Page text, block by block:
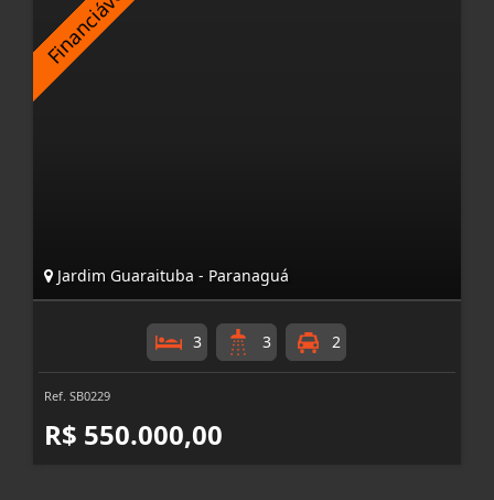
Jardim Guaraituba - Paranaguá
3 3 2
Ref. SB0229
R$ 550.000,00